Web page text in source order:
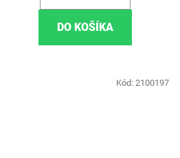
DO KOŠÍKA
Kód: 2100197